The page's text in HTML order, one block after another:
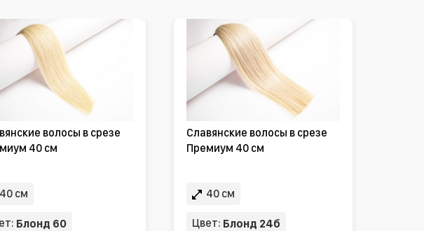
волосы в срезе
40 см
40 см
Блонд 60
Славянские волосы в срезе
Премиум 40 см
40 см
Цвет: Блонд 24б